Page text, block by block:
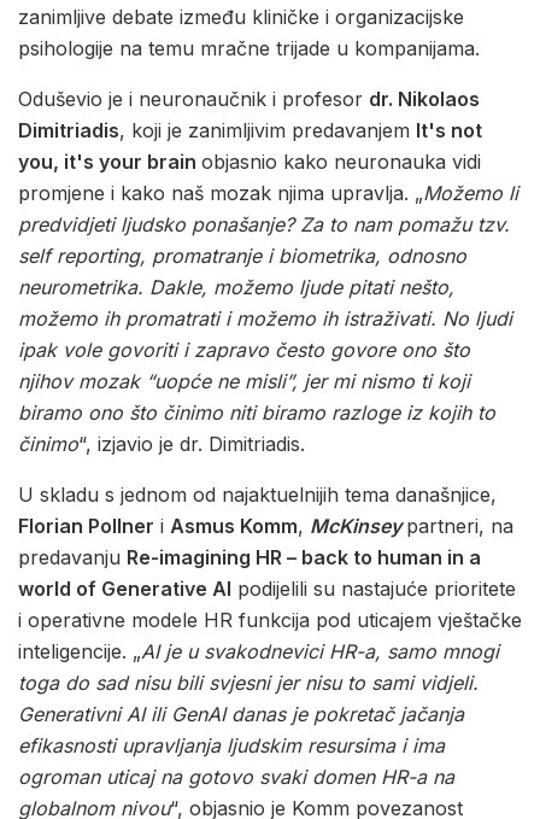
zanimljive debate između kliničke i organizacijske
psihologije na temu mračne trijade u kompanijama.
Oduševio je i neuronaučnik i profesor dr. Nikolaos
Dimitriadis, koji je zanimljivim predavanjem It's not
you, it's your brain objasnio kako neuronauka vidi
promjene i kako naš mozak njima upravlja. „Možemo li
predvidjeti ljudsko ponašanje? Za to nam pomažu tzv.
self reporting, promatranje i biometrika, odnosno
neurometrika. Dakle, možemo ljude pitati nešto,
možemo ih promatrati i možemo ih istraživati. No ljudi
ipak vole govoriti i zapravo često govore ono što
njihov mozak “uopće ne misli”, jer mi nismo ti koji
biramo ono što činimo niti biramo razloge iz kojih to
činimo“, izjavio je dr. Dimitriadis.
U skladu s jednom od najaktuelnijih tema današnjice,
Florian Pollner i Asmus Komm, McKinseypartneri, na
predavanju Re-imagining HR – back to human in a
world of Generative AI podijelili su nastajuće prioritete
i operativne modele HR funkcija pod uticajem vještačke
inteligencije. „AI je u svakodnevici HR-a, samo mnogi
toga do sad nisu bili svjesni jer nisu to sami vidjeli.
Generativni AI ili GenAI danas je pokretač jačanja
efikasnosti upravljanja ljudskim resursima i ima
ogroman uticaj na gotovo svaki domen HR-a na
globalnom nivou“, objasnio je Komm povezanost